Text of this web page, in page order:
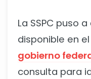
La SSPC puso
disponible en el
gobierno
consulta para